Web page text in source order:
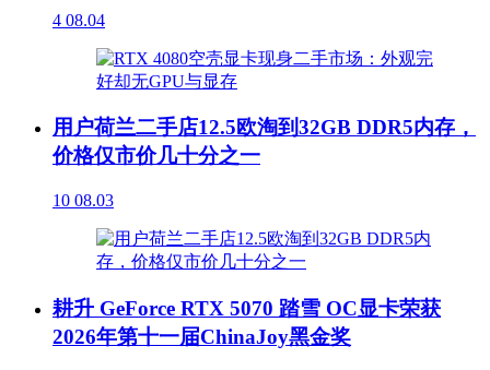
4 08.04
用户荷兰二手店12.5欧淘到32GB DDR5内存，
价格仅市价几十分之一
10 08.03
耕升 GeForce RTX 5070 踏雪 OC显卡荣获
2026年第十一届ChinaJoy黑金奖